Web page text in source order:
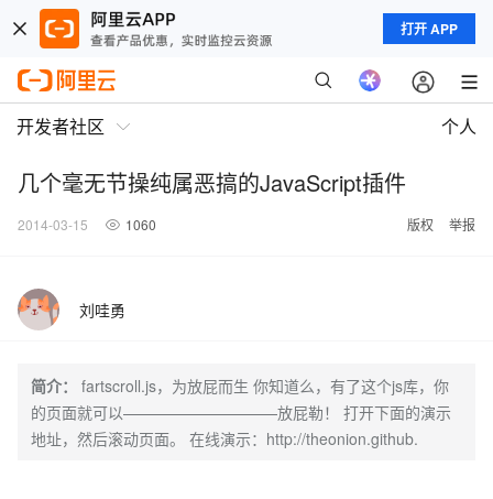
打开 APP
开发者社区 个人
几个毫无节操纯属恶搞的JavaScript插件
2014-03-15 1060 版权 举报
刘哇勇
简介：
fartscroll.js，为放屁而生 你知道么，有了这个js库，你
的页面就可以——————————放屁勒！ 打开下面的演示
地址，然后滚动页面。 在线演示：http://theonion.github.